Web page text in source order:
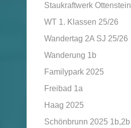
Staukraftwerk Ottenstein
WT 1. Klassen 25/26
Wandertag 2A SJ 25/26
Wanderung 1b
Familypark 2025
Freibad 1a
Haag 2025
Schönbrunn 2025 1b,2b